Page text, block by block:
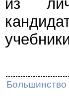
из
Большинство